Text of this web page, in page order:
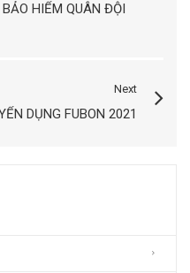
HIỂM QUÂN ĐỘI
Next
DỤNG FUBON 2021